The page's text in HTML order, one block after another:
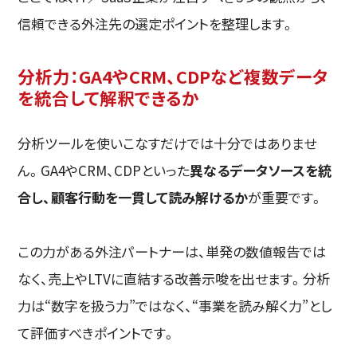
信頼できる外注先の選定ポイントを整理します。
分析力：GA4やCRM、CDPなど複数データ
を統合して解釈できるか
分析ツールを使いこなすだけでは十分ではありませ
ん。GA4やCRM、CDPといった異なるデータソースを統
合し、顧客行動を一貫して読み解けるかが重要です。
この力がある外注パートナーは、単発の数値報告では
なく、売上やLTVに直結する改善示唆を出せます。分析
力は“数字を扱う力”ではなく、“事業を読み解く力”とし
て評価すべきポイントです。